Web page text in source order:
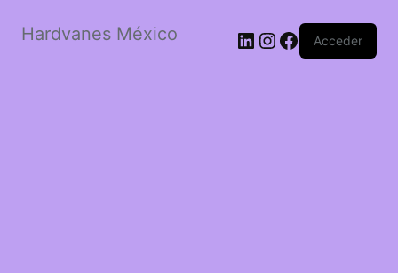
Hardvanes México LinkedIn
Instagram
Facebook
Acceder